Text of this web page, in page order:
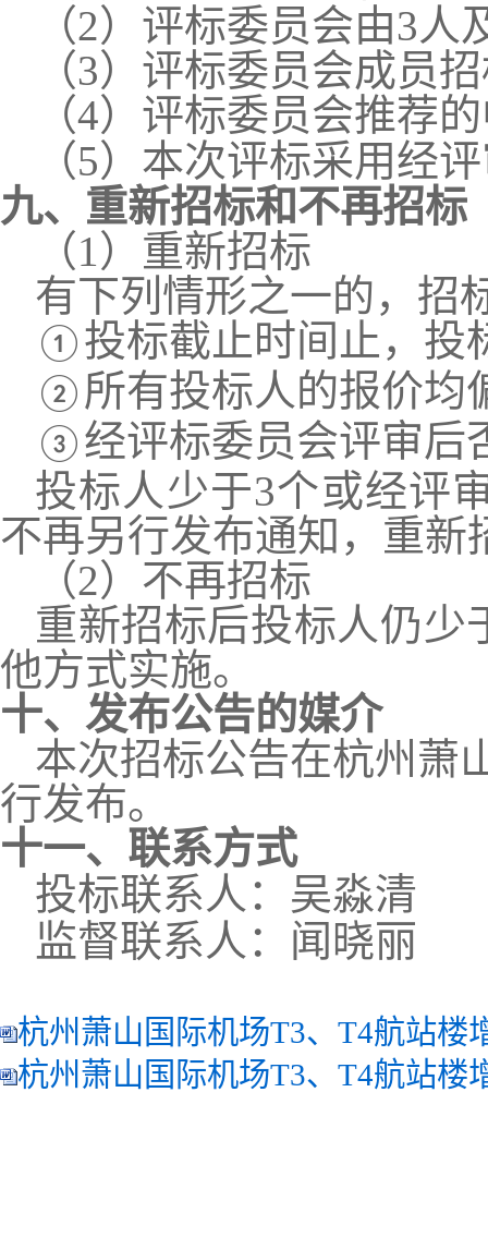
（2）评标委员会由3人
（3）评标委员会成员
（4）评标委员会推荐
（5） 本次评标采用经
九、 重新招标和不再招标
（1） 重新招标
有下列情形之一的，招
① 投标截止时间止，投
② 所有投标人的报价均
③ 经评标委员会评审后
投标人少于3个或经评
不再另行发布通知，重
（2） 不再招标
重新招标后投标人仍少
他方式实施。
十、发布公告的媒介
本次招标公告在杭州萧
行发布。
十一、联系方式
投标联系人：吴淼清
监督联系人：闻晓丽
杭州萧山国际机场T3、T4航站楼
杭州萧山国际机场T3、T4航站楼